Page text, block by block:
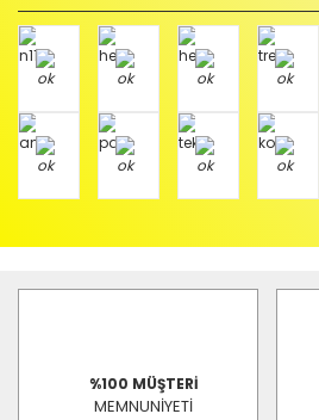
%100 MÜŞTERİ
MEMNUNİYETİ